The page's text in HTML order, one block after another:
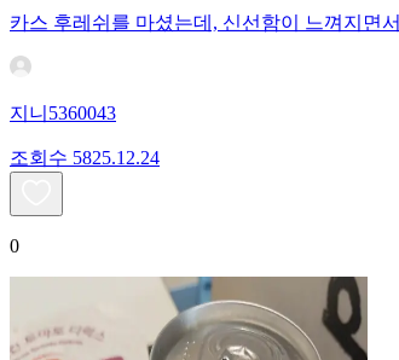
카스 후레쉬를 마셨는데, 신선함이 느껴지면
지니5360043
조회수 5825.12.24
0